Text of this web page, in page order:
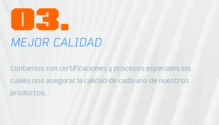
03.
MEJOR CALIDAD
Contamos con certificaciones y procesos especiales los
cuales nos asegurar la calidad de cada uno de nuestros
productos.